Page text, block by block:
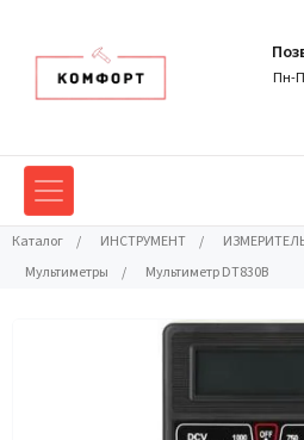
Пн-
Каталог / ИНСТРУМЕНТ /
Мультиметры
/ Мультиметр DT830В